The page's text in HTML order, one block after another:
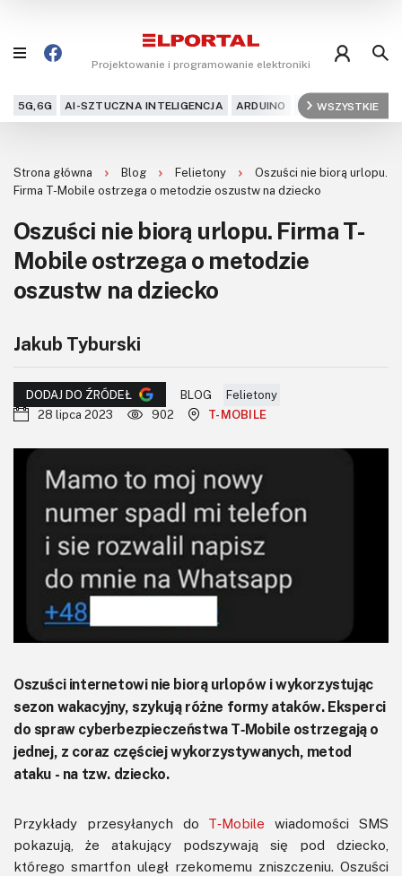
Projektowanie i programowanie elektroniki
5G,6G AI-SZTUCZNA INTELIGENCJA ARDUINO ARM AUDIO
WSZYSTKIE
Projekty
Kursy
DIY+
KITy AVT
Kontakt
Newsletter
Magazyny
Archiwum
Do pobrania
Strona główna Blog Felietony
Oszuści nie biorą urlopu.
Firma T-Mobile ostrzega o metodzie oszustw na dziecko
Oszuści nie biorą urlopu. Firma T-
Mobile ostrzega o metodzie
oszustw na dziecko
Jakub Tyburski
DODAJ DO ŹRÓDEŁ BLOG
Felietony
28 lipca 2023
902 T-MOBILE
Oszuści internetowi nie biorą urlopów i wykorzystując
sezon wakacyjny, szykują różne formy ataków. Eksperci
do spraw cyberbezpieczeństwa T‑Mobile ostrzegają o
jednej, z coraz częściej wykorzystywanych, metod
ataku - na tzw. dziecko.
Przykłady przesyłanych do T‑Mobile wiadomości SMS
pokazują, że atakujący podszywają się pod dziecko,
którego smartfon uległ rzekomemu zniszczeniu. Oszuści